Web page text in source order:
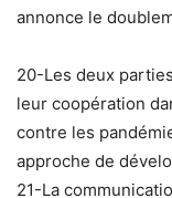
annonce le
20-Les deux
leur coopération
contre les
approche de
21-La